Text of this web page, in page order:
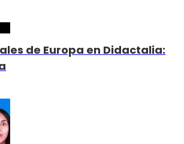
de Europa en Didactalia: